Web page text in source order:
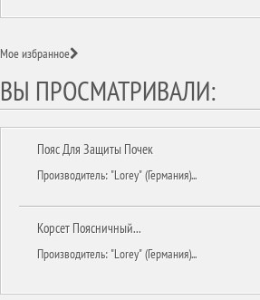
Мое избранное
ВЫ ПРОСМАТРИВАЛИ:
Пояс Для Защиты Почек
Производитель: "Lorey" (Германия)...
Корсет Поясничный...
Производитель: "Lorey" (Германия)...